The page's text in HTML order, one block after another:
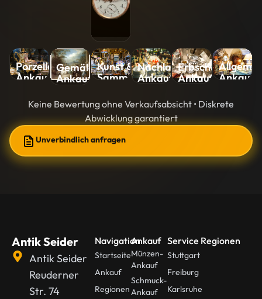
Porzellan-
Ankauf
Gemälde-
Ankauf
Kunst &
Sammlungen-
Nachlass-
Ankauf
Erbschaft-
Ankauf Ankauf
Keine Bewertung ohne Verkaufsabsicht • Diskrete
Abwicklung garantiert
Unverbindlich anfragen
Antik Seider
Antik Seider
Reuderner
Str. 74
Navigation
Startseite
Ankauf
Regionen
Ankauf
Münzen-
Ankauf
Schmuck-
Ankauf
Service Regionen
Stuttgart
Freiburg
Karlsruhe